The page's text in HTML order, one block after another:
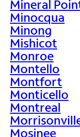
Mineral
Minocqua
Minong
Mishicot
Monroe
Montello
Montfort
Monticello
Montreal
Mosinee